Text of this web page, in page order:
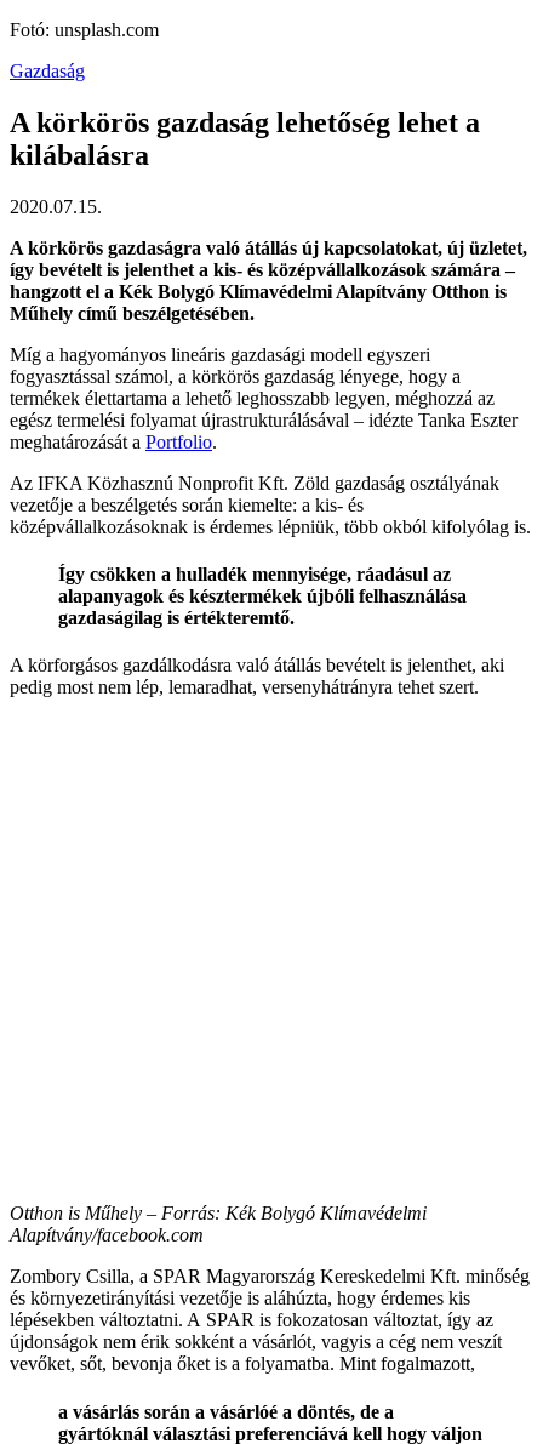
Fotó: unsplash.com
Gazdaság
A körkörös gazdaság lehetőség lehet a
kilábalásra
2020.07.15.
A körkörös gazdaságra való átállás új kapcsolatokat, új üzletet,
így bevételt is jelenthet a kis- és középvállalkozások számára –
hangzott el a Kék Bolygó Klímavédelmi Alapítvány Otthon is
Műhely című beszélgetésében.
Míg a hagyományos lineáris gazdasági modell egyszeri
fogyasztással számol, a körkörös gazdaság lényege, hogy a
termékek élettartama a lehető leghosszabb legyen, méghozzá az
egész termelési folyamat újrastrukturálásával – idézte Tanka Eszter
meghatározását a Portfolio.
Az IFKA Közhasznú Nonprofit Kft. Zöld gazdaság osztályának
vezetője a beszélgetés során kiemelte: a kis- és
középvállalkozásoknak is érdemes lépniük, több okból kifolyólag is.
Így csökken a hulladék mennyisége, ráadásul az
alapanyagok és késztermékek újbóli felhasználása
gazdaságilag is értékteremtő.
A körforgásos gazdálkodásra való átállás bevételt is jelenthet, aki
pedig most nem lép, lemaradhat, versenyhátrányra tehet szert.
Otthon is Műhely – Forrás: Kék Bolygó Klímavédelmi
Alapítvány/facebook.com
Zombory Csilla, a SPAR Magyarország Kereskedelmi Kft. minőség
és környezetirányítási vezetője is aláhúzta, hogy érdemes kis
lépésekben változtatni. A SPAR is fokozatosan változtat, így az
újdonságok nem érik sokként a vásárlót, vagyis a cég nem veszít
vevőket, sőt, bevonja őket is a folyamatba. Mint fogalmazott,
a vásárlás során a vásárlóé a döntés, de a
gyártóknál választási preferenciává kell hogy váljon